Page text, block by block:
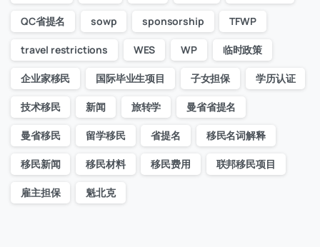
QC省提名 sowp sponsorship TFWP
travel restrictions WES WP 临时政策
企业家移民 国际毕业生项目 子女担保 学历认证
技术移民 新闻 旅转学 曼省省提名
曼省移民 留学移民 省提名 移民名词解释
移民新闻 移民材料 移民费用 联邦移民项目
雇主担保 魁北克